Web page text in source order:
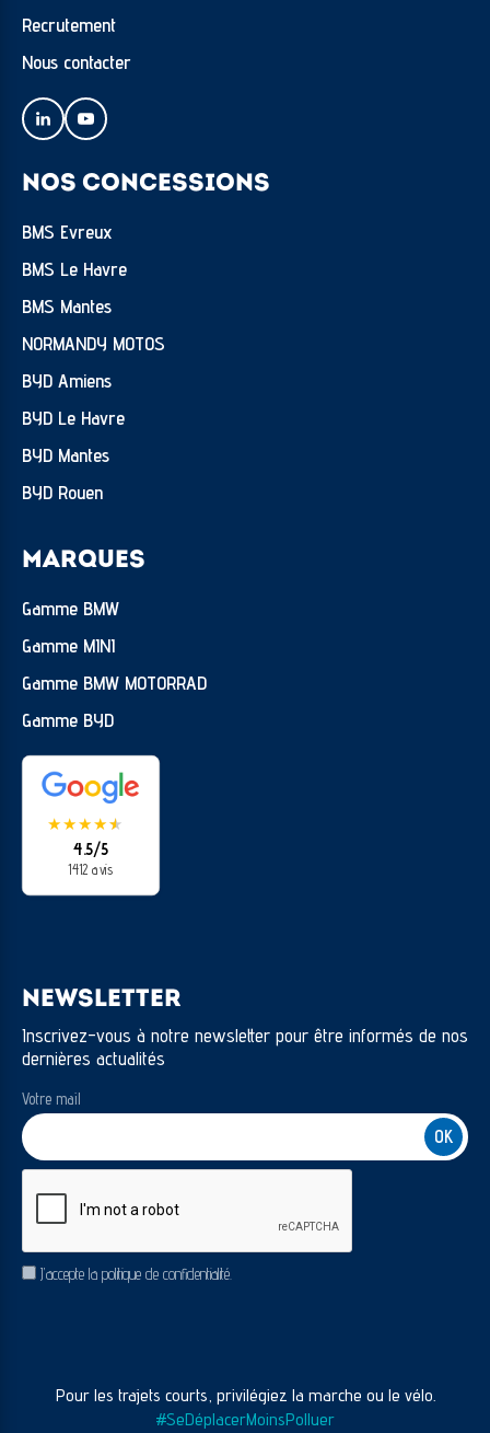
Recrutement
Nous contacter
NOS CONCESSIONS
BMS Evreux
BMS Le Havre
BMS Mantes
NORMANDY MOTOS
BYD Amiens
BYD Le Havre
BYD Mantes
BYD Rouen
MARQUES
Gamme BMW
Gamme MINI
Gamme BMW MOTORRAD
Gamme BYD
★★★★★
★
4.5/5
1412 avis
NEWSLETTER
Inscrivez-vous à notre newsletter pour être informés de nos
dernières actualités
Votre mail
RGPDJ’accepte la politique de confidentialité.
Pour les trajets courts, privilégiez la marche ou le vélo.
#SeDéplacerMoinsPolluer